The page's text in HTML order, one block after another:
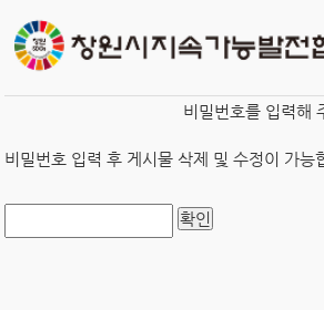
비밀번호를 입력해
비밀번호 입력 후 게시물 삭제 및 수정이 가능